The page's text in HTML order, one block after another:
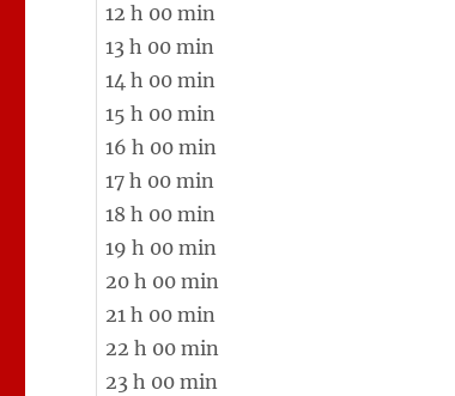
12 h 00 min
13 h 00 min
14 h 00 min
15 h 00 min
16 h 00 min
17 h 00 min
18 h 00 min
19 h 00 min
20 h 00 min
21 h 00 min
22 h 00 min
23 h 00 min